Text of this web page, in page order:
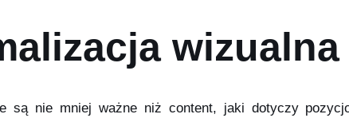
są nie mniej ważne niż content, jaki dotyczy